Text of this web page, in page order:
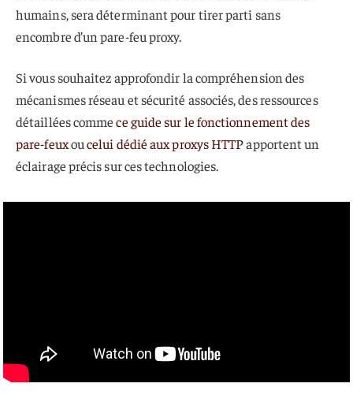
humains, sera déterminant pour tirer parti sans
encombre d’un pare-feu proxy.
Si vous souhaitez approfondir la compréhension des
mécanismes réseau et sécurité associés, des ressources
détaillées commece guide sur le fonctionnement des
pare-feuxoucelui dédié aux proxys HTTPapportent un
éclairage précis sur ces technologies.